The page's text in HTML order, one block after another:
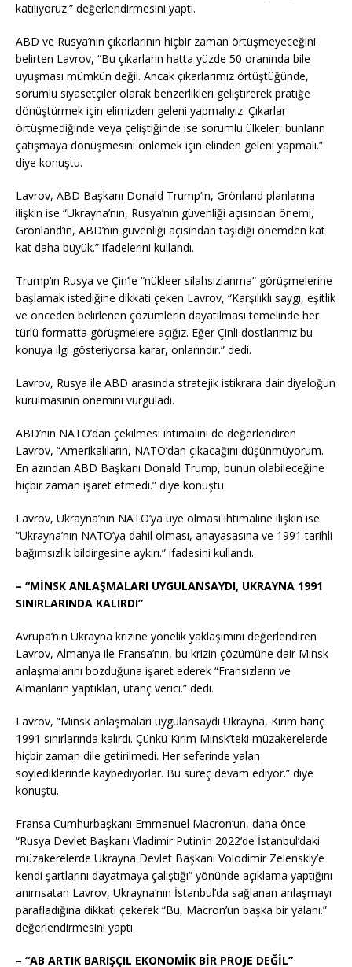
katılıyoruz.” değerlendirmesini yaptı.
ABD ve Rusya’nın çıkarlarının hiçbir zaman örtüşmeyeceğini
belirten Lavrov, “Bu çıkarların hatta yüzde 50 oranında bile
uyuşması mümkün değil. Ancak çıkarlarımız örtüştüğünde,
sorumlu siyasetçiler olarak benzerlikleri geliştirerek pratiğe
dönüştürmek için elimizden geleni yapmalıyız. Çıkarlar
örtüşmediğinde veya çeliştiğinde ise sorumlu ülkeler, bunların
çatışmaya dönüşmesini önlemek için elinden geleni yapmalı.”
diye konuştu.
Lavrov, ABD Başkanı Donald Trump’ın, Grönland planlarına
ilişkin ise “Ukrayna’nın, Rusya’nın güvenliği açısından önemi,
Grönland’ın, ABD’nin güvenliği açısından taşıdığı önemden kat
kat daha büyük.” ifadelerini kullandı.
Trump’ın Rusya ve Çin’le “nükleer silahsızlanma” görüşmelerine
başlamak istediğine dikkati çeken Lavrov, “Karşılıklı saygı, eşitlik
ve önceden belirlenen çözümlerin dayatılması temelinde her
türlü formatta görüşmelere açığız. Eğer Çinli dostlarımız bu
konuya ilgi gösteriyorsa karar, onlarındır.” dedi.
Lavrov, Rusya ile ABD arasında stratejik istikrara dair diyaloğun
kurulmasının önemini vurguladı.
ABD’nin NATO’dan çekilmesi ihtimalini de değerlendiren
Lavrov, “Amerikalıların, NATO’dan çıkacağını düşünmüyorum.
En azından ABD Başkanı Donald Trump, bunun olabileceğine
hiçbir zaman işaret etmedi.” diye konuştu.
Lavrov, Ukrayna’nın NATO’ya üye olması ihtimaline ilişkin ise
“Ukrayna’nın NATO’ya dahil olması, anayasasına ve 1991 tarihli
bağımsızlık bildirgesine aykırı.” ifadesini kullandı.
– “MİNSK ANLAŞMALARI UYGULANSAYDI, UKRAYNA 1991
SINIRLARINDA KALIRDI”
Avrupa’nın Ukrayna krizine yönelik yaklaşımını değerlendiren
Lavrov, Almanya ile Fransa’nın, bu krizin çözümüne dair Minsk
anlaşmalarını bozduğuna işaret ederek “Fransızların ve
Almanların yaptıkları, utanç verici.” dedi.
Lavrov, “Minsk anlaşmaları uygulansaydı Ukrayna, Kırım hariç
1991 sınırlarında kalırdı. Çünkü Kırım Minsk’teki müzakerelerde
hiçbir zaman dile getirilmedi. Her seferinde yalan
söylediklerinde kaybediyorlar. Bu süreç devam ediyor.” diye
konuştu.
Fransa Cumhurbaşkanı Emmanuel Macron’un, daha önce
“Rusya Devlet Başkanı Vladimir Putin’in 2022’de İstanbul’daki
müzakerelerde Ukrayna Devlet Başkanı Volodimir Zelenskiy’e
kendi şartlarını dayatmaya çalıştığı” yönünde açıklama yaptığını
anımsatan Lavrov, Ukrayna’nın İstanbul’da sağlanan anlaşmayı
parafladığına dikkati çekerek “Bu, Macron’un başka bir yalanı.”
değerlendirmesini yaptı.
– “AB ARTIK BARIŞÇIL EKONOMİK BİR PROJE DEĞİL”